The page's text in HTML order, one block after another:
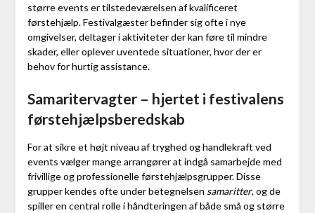
større events er tilstedeværelsen af kvalificeret
førstehjælp. Festivalgæster befinder sig ofte i nye
omgivelser, deltager i aktiviteter der kan føre til mindre
skader, eller oplever uventede situationer, hvor der er
behov for hurtig assistance.
Samaritervagter – hjertet i festivalens
førstehjælpsberedskab
For at sikre et højt niveau af tryghed og handlekraft ved
events vælger mange arrangører at indgå samarbejde med
frivillige og professionelle førstehjælpsgrupper. Disse
grupper kendes ofte under betegnelsen samaritter, og de
spiller en central rolle i håndteringen af både små og større